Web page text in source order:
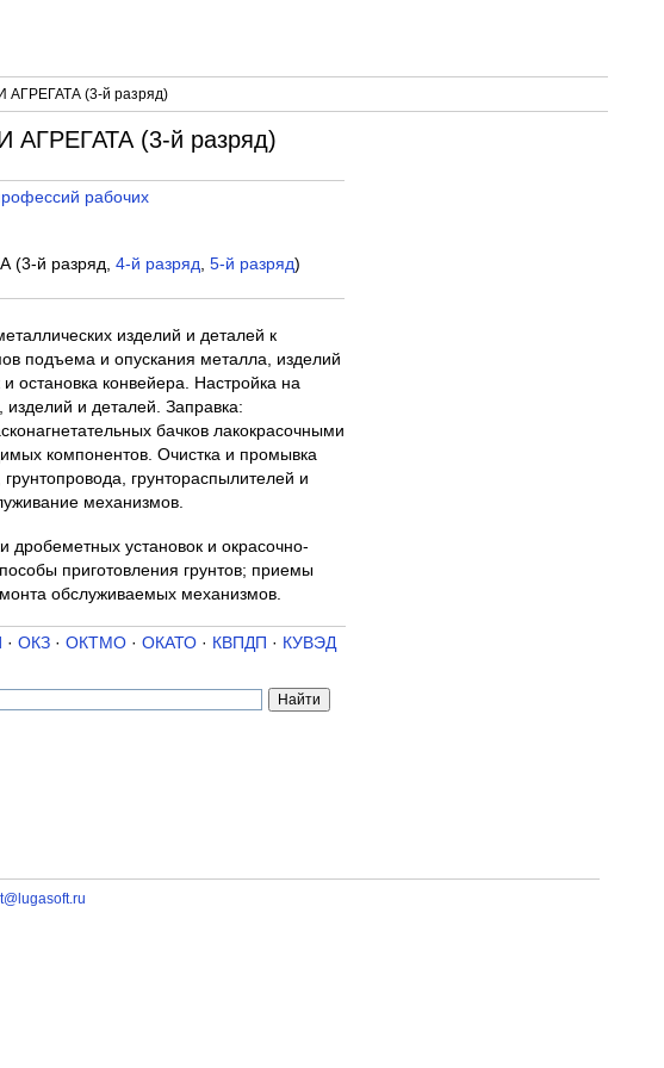
(3-й разряд)
(3-й разряд)
рабочих
й разряд,4-й разряд,5-й разряд)
изделий и деталей к
подъема и опускания металла, изделий
остановка конвейера. Настройка на
и деталей. Заправка:
бачков лакокрасочными
компонентов. Очистка и промывка
грунтораспылителей и
механизмов.
дробеметных установок и окрасочно-
приготовления грунтов; приемы
обслуживаемых механизмов.
· ОКЗ· ОКТМО· ОКАТО· КВПДП · КУВЭД